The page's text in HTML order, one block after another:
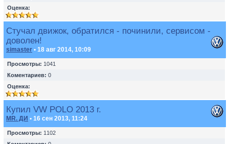
Оценка:
Стучал движок, обратился - починили, сервисом -
доволен!
simaster • 18 авг 2014, 10:09
Просмотры: 1041
Коментариев: 0
Оценка:
Купил VW POLO 2013 г.
MR. ДИ • 16 сен 2013, 11:24
Просмотры: 1102